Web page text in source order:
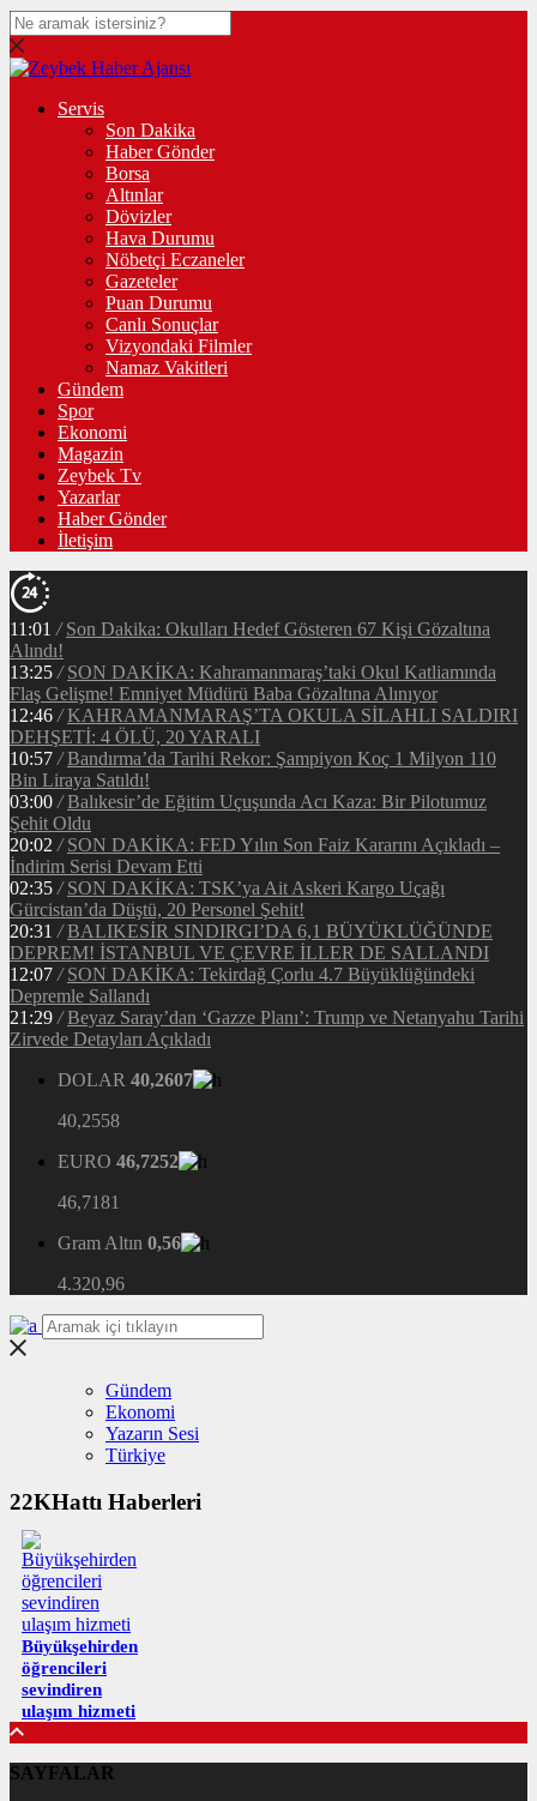
Servis
Son Dakika
Haber Gönder
Borsa
Altınlar
Dövizler
Hava Durumu
Nöbetçi Eczaneler
Gazeteler
Puan Durumu
Canlı Sonuçlar
Vizyondaki Filmler
Namaz Vakitleri
Gündem
Spor
Ekonomi
Magazin
Zeybek Tv
Yazarlar
Haber Gönder
İletişim
11:01 / Son Dakika: Okulları Hedef Gösteren 67 Kişi Gözaltına
Alındı!
13:25 / SON DAKİKA: Kahramanmaraş’taki Okul Katliamında
Flaş Gelişme! Emniyet Müdürü Baba Gözaltına Alınıyor
12:46 / KAHRAMANMARAŞ’TA OKULA SİLAHLI SALDIRI
DEHŞETİ: 4 ÖLÜ, 20 YARALI
10:57 / Bandırma’da Tarihi Rekor: Şampiyon Koç 1 Milyon 110
Bin Liraya Satıldı!
03:00 / Balıkesir’de Eğitim Uçuşunda Acı Kaza: Bir Pilotumuz
Şehit Oldu
20:02 / SON DAKİKA: FED Yılın Son Faiz Kararını Açıkladı –
İndirim Serisi Devam Etti
02:35 / SON DAKİKA: TSK’ya Ait Askeri Kargo Uçağı
Gürcistan’da Düştü, 20 Personel Şehit!
20:31 / BALIKESİR SINDIRGI’DA 6,1 BÜYÜKLÜĞÜNDE
DEPREM! İSTANBUL VE ÇEVRE İLLER DE SALLANDI
12:07 / SON DAKİKA: Tekirdağ Çorlu 4.7 Büyüklüğündeki
Depremle Sallandı
21:29 / Beyaz Saray’dan ‘Gazze Planı’: Trump ve Netanyahu Tarihi
Zirvede Detayları Açıkladı
DOLAR 40,2607
40,2558
EURO 46,7252
46,7181
Gram Altın 0,56
4.320,96
Gündem
Ekonomi
Yazarın Sesi
Türkiye
22KHattı Haberleri
Büyükşehirden
öğrencileri
sevindiren
ulaşım hizmeti
SAYFALAR